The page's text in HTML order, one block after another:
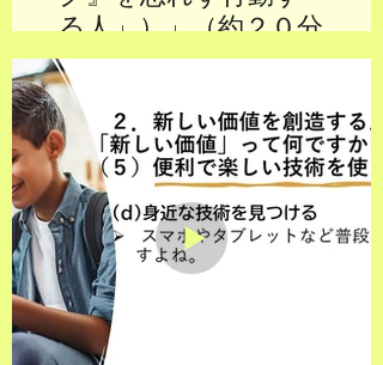
る人」）」（約２０分
間）
前々回・前回に続き、【小・中
学生向け】「探究＆起業講座
『ムーン・フロンティア』３部
作（うち第３部）」（約２０
分）です。今回は全３部作のう
ち、第３部「『リスク』を恐れ
ず行動する人」についてのお話
となります。